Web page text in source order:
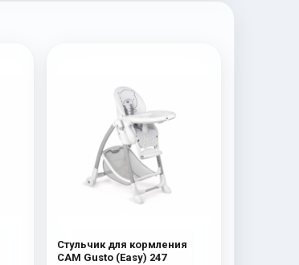
Стульчик для кормления
CAM Gusto (Easy) 247